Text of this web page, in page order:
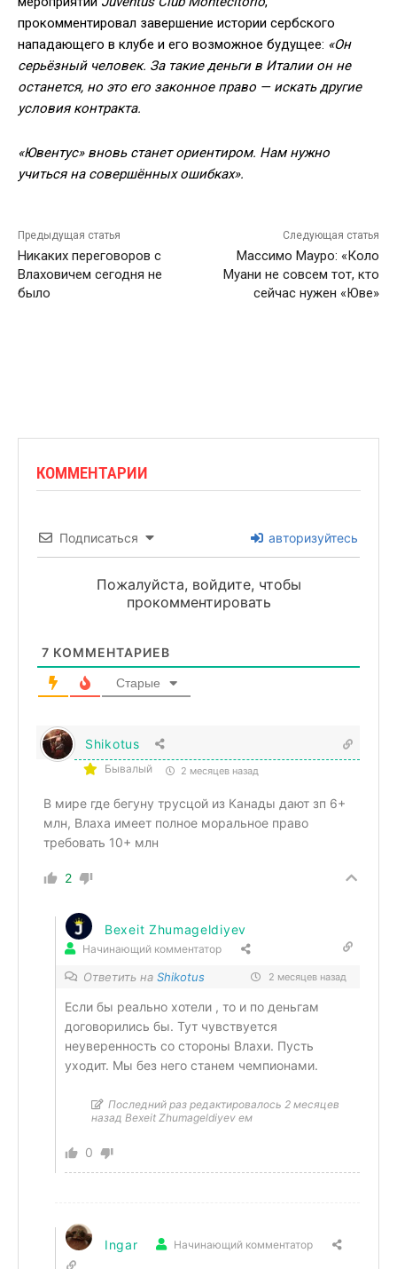
прокомментировал завершение истории сербского
нападающего в клубе и его возможное будущее: «Он
серьёзный человек. За такие деньги в Италии он не
останется, но это его законное право — искать другие
условия контракта.
«Ювентус» вновь станет ориентиром. Нам нужно
учиться на совершённых ошибках».
Предыдущая статья
Никаких переговоров с
Влаховичем сегодня не
было
Следующая статья
Массимо Мауро: «Коло
Муани не совсем тот, кто
сейчас нужен «Юве»
КОММЕНТАРИИ
Подписаться авторизуйтесь
Пожалуйста, войдите, чтобы
прокомментировать
7 КОММЕНТАРИЕВ
Старые
Shikotus
Бывалый 2 месяцев назад
В мире где бегуну трусцой из Канады дают зп 6+
млн, Влаха имеет полное моральное право
требовать 10+ млн
2
Bexeit Zhumageldiyev
Начинающий комментатор
Ответить на Shikotus 2 месяцев назад
Если бы реально хотели , то и по деньгам
договорились бы. Тут чувствуется
неуверенность со стороны Влахи. Пусть
уходит. Мы без него станем чемпионами.
Последний раз редактировалось 2 месяцев
назад Bexeit Zhumageldiyev ем
0
Ingar Начинающий комментатор